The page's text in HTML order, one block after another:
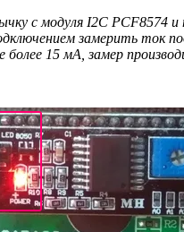
с модуля I2C PCF8574
замерить ток
более 15 мА, замер